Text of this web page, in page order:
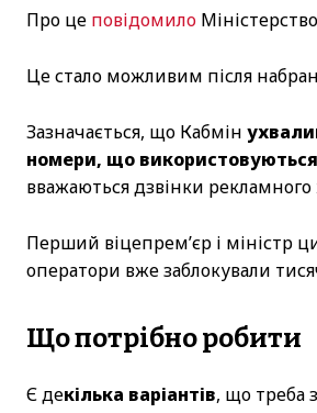
Про це повідомило
Це стало можливим після
Зазначається, що Кабмін
номери, що
вважаються дзвінки рекламного
Перший віцепрем’єр і міністр
оператори вже заблокували
Що потрібно робити
Є декілька варіантів, що треба